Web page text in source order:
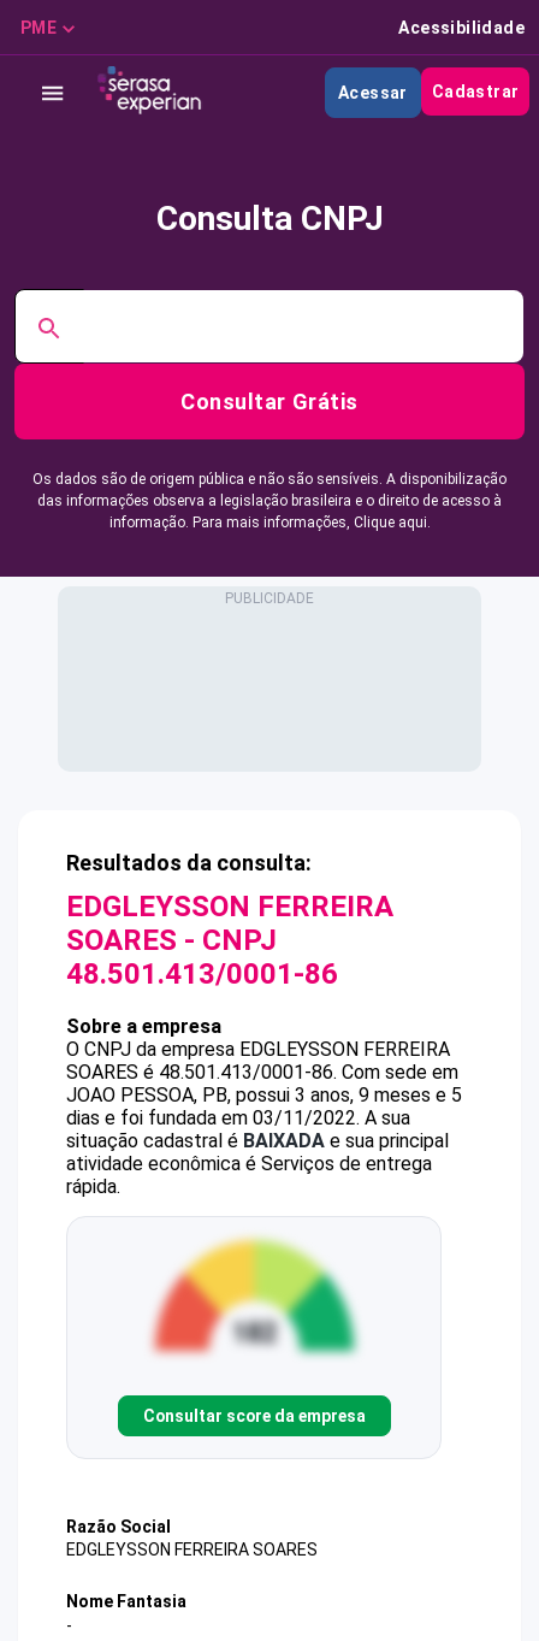
PME Acessibilidade
Acessar Cadastrar
Consulta CNPJ
Consultar Grátis
Os dados são de origem pública e não são sensíveis. A disponibilização
das informações observa a legislação brasileira e o direito de acesso à
informação. Para mais informações, Clique aqui.
Resultados da consulta:
EDGLEYSSON FERREIRA
SOARES - CNPJ
48.501.413/0001-86
Sobre a empresa
O CNPJ da empresa EDGLEYSSON FERREIRA
SOARES é 48.501.413/0001-86. Com sede em
JOAO PESSOA, PB, possui 3 anos, 9 meses e 5
dias e foi fundada em 03/11/2022. A sua
situação cadastral é BAIXADA e sua principal
atividade econômica é Serviços de entrega
rápida.
Consultar score da empresa
Razão Social
EDGLEYSSON FERREIRA SOARES
Nome Fantasia
-